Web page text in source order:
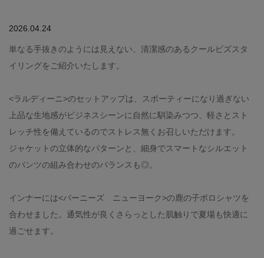
2026.04.24
単なる手抜きのようには見えない、清潔感のあるクールビズスタ
イリングをご紹介いたします。
<ラルディーニ>のセットアップは、スポーティーになり過ぎない
上品な生地感がビジネスシーンに自然に馴染みつつ、軽さとスト
レッチ性を備えているのでストレス無くお召しいただけます。
ジャケットの立体的なパターンと、細身でスマートなシルエット
のパンツの組み合わせのバランスも◎。
インナーには<バーニーズ ニューヨーク>の鹿の子ポロシャツを
合わせました。通気性が良くさらっとした肌触りで夏場も快適に
過ごせます。